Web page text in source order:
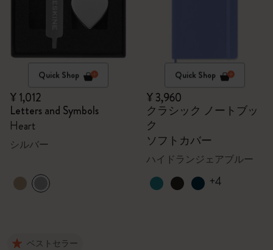
Quick Shop
¥ 1,012
Letters and Symbols
Heart
シルバー
Quick Shop
¥ 3,960
クラシック ノートブッ
ク
ソフトカバー
ハイドランジェアブルー
+4
ベストセラー